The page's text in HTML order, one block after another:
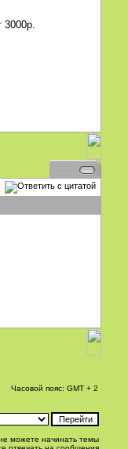
3000р.
Часовой пояс: GMT + 2
можете начинать темы